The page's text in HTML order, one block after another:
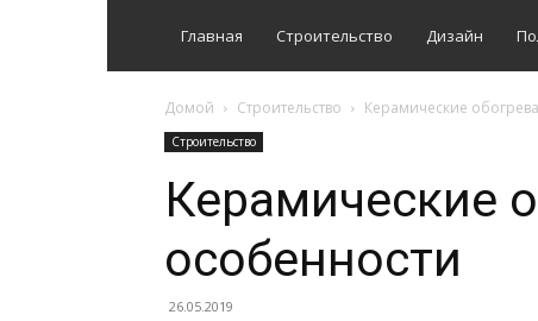
Главная Строительство Дизайн
Домой Строительство Керамические
Строительство
Керамические
особенности
26.05.2019